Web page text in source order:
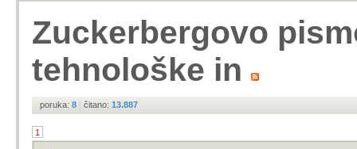
Zuckerbergovo
tehnološke in
poruka: 8 | čitano: 13.887
1